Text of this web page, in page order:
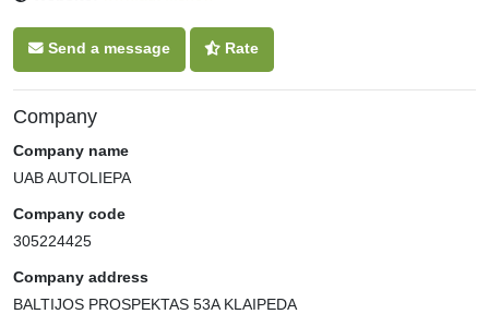
Send a message Rate
Company
Company name
UAB AUTOLIEPA
Company code
305224425
Company address
BALTIJOS PROSPEKTAS 53A KLAIPEDA